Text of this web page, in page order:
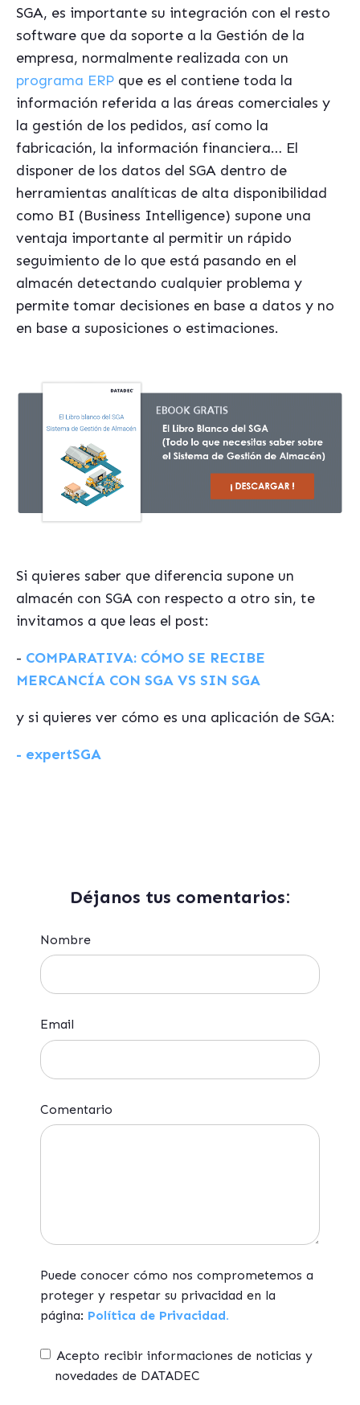
SGA, es importante su integración con el resto
software que da soporte a la Gestión de la
empresa, normalmente realizada con un
programa ERP que es el contiene toda la
información referida a las áreas comerciales y
la gestión de los pedidos, así como la
fabricación, la información financiera… El
disponer de los datos del SGA dentro de
herramientas analíticas de alta disponibilidad
como BI (Business Intelligence) supone una
ventaja importante al permitir un rápido
seguimiento de lo que está pasando en el
almacén detectando cualquier problema y
permite tomar decisiones en base a datos y no
en base a suposiciones o estimaciones.
Si quieres saber que diferencia supone un
almacén con SGA con respecto a otro sin, te
invitamos a que leas el post:
- COMPARATIVA: CÓMO SE RECIBE
MERCANCÍA CON SGA VS SIN SGA
y si quieres ver cómo es una aplicación de SGA:
- expertSGA
Déjanos tus comentarios:
Nombre
Email
Comentario
Puede conocer cómo nos comprometemos a
proteger y respetar su privacidad en la
página: Política de Privacidad.
Acepto recibir informaciones de noticias y
novedades de DATADEC